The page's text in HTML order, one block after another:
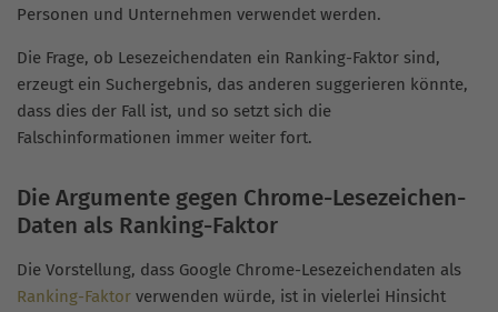
Personen und Unternehmen verwendet werden.
Die Frage, ob Lesezeichendaten ein Ranking-Faktor sind,
erzeugt ein Suchergebnis, das anderen suggerieren könnte,
dass dies der Fall ist, und so setzt sich die
Falschinformationen immer weiter fort.
Die Argumente gegen Chrome-Lesezeichen-
Daten als Ranking-Faktor
Die Vorstellung, dass Google Chrome-Lesezeichendaten als
Ranking-Faktor verwenden würde, ist in vielerlei Hinsicht